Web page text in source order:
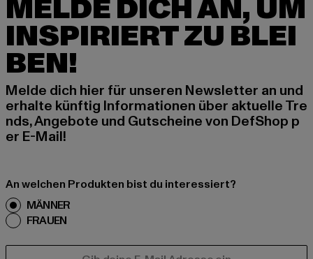
MELDE DICH AN, UM
INSPIRIERT ZU BLEI
BEN!
Melde dich hier für unseren Newsletter an und
erhalte künftig Informationen über aktuelle Tre
nds, Angebote und Gutscheine von DefShop p
er E-Mail!
An welchen Produkten bist du interessiert?
MÄNNER
FRAUEN